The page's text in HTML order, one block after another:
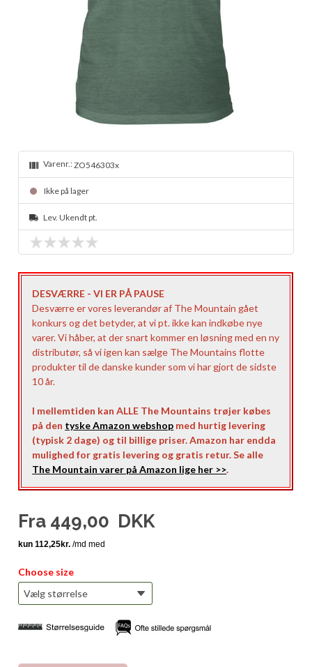
Varenr.:ZO546303x
Ikke på lager
Lev. Ukendt pt.
DESVÆRRE - VI ER PÅ PAUSE
Desværre er vores leverandør af The Mountain gået
konkurs og det betyder, at vi pt. ikke kan indkøbe nye
varer. Vi håber, at der snart kommer en løsning med en ny
distributør, så vi igen kan sælge The Mountains flotte
produkter til de danske kunder som vi har gjort de sidste
10 år.
I mellemtiden kan ALLE The Mountains trøjer købes
på den tyske Amazon webshop med hurtig levering
(typisk 2 dage) og til billige priser. Amazon har endda
mulighed for gratis levering og gratis retur. Se alle
The Mountain varer på Amazon lige her >>.
Fra 449,00 DKK
Choose size